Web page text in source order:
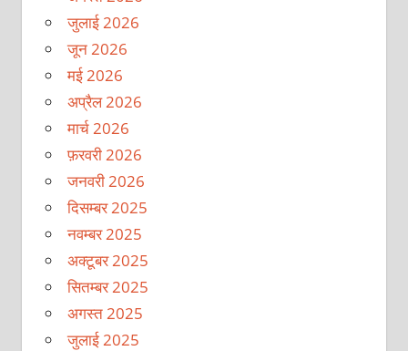
जुलाई 2026
जून 2026
मई 2026
अप्रैल 2026
मार्च 2026
फ़रवरी 2026
जनवरी 2026
दिसम्बर 2025
नवम्बर 2025
अक्टूबर 2025
सितम्बर 2025
अगस्त 2025
जुलाई 2025